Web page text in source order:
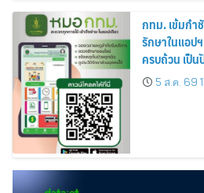
กทม. เข้มกำ
รักษาในแอป
ครบถ้วน เป็
รักษา5 ส.ค. 69